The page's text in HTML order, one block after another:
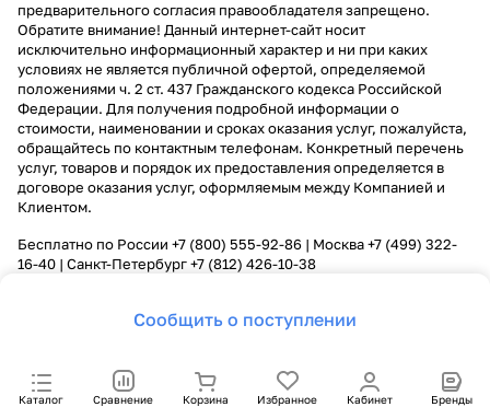
Сообщить о поступлении
Каталог Сравнение Корзина Избранное Кабинет Бренды
предварительного согласия правообладателя запрещено.
Обратите внимание! Данный интернет-сайт носит
исключительно информационный характер и ни при каких
условиях не является публичной офертой, определяемой
положениями ч. 2 ст. 437 Гражданского кодекса Российской
Федерации. Для получения подробной информации о
стоимости, наименовании и сроках оказания услуг, пожалуйста,
обращайтесь по контактным телефонам. Конкретный перечень
услуг, товаров и порядок их предоставления определяется в
договоре оказания услуг, оформляемым между Компанией и
Клиентом.
Бесплатно по России +7 (800) 555-92-86 | Москва+7 (499) 322-
16-40 | Санкт-Петербург+7 (812) 426-10-38